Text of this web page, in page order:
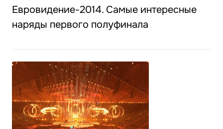
Евровидение-2014. Самые интересные
наряды первого полуфинала